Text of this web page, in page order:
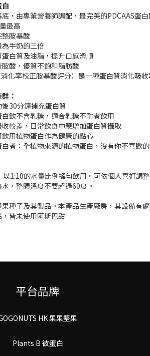
，由專業營養師調配，最完美的PDCAAS蛋
最高
胺基酸
牛奶的三倍
白質及油脂，提升口感滑順
酸，優質不飽和脂肪酸
消化率校正胺基酸評分）是一種蛋白質消化吸
：
30分鐘補充蛋白質
飲不含乳糖，適合乳糖不耐者飲用
較差，日常飲食中應增加蛋白質攝取
用植物蛋白作為健康的點心
者：全植物來源的植物蛋白，沒有你不喜歡
1:10的水量比例搖勻飲用。可依個人喜好調
，整體溫度不要超過60度。
種子及其製品。本產品生產廠房，其設備有
皆未使用阿斯巴甜
平台品牌
HK 果果堅果
Plants B 彼蛋白